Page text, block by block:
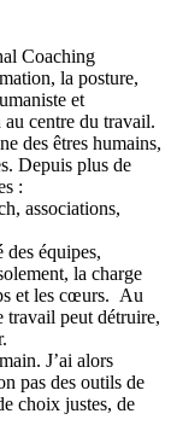
Coaching
la posture,
et
centre du travail.
des êtres humains,
Depuis plus de
:
associations,
des équipes,
la charge
et les cœurs. Au
travail peut détruire,
J’ai alors
pas des outils de
choix justes, de